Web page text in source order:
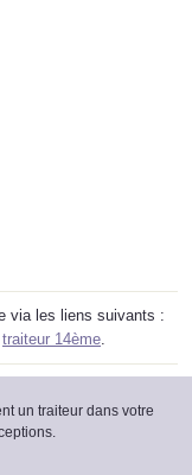
via les liens suivants :
traiteur 14ème
un traiteur dans votre